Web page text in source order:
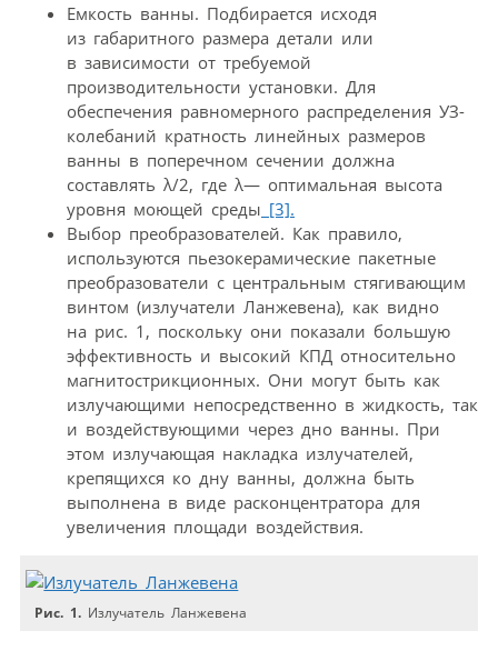
Емкость ванны. Подбирается исходя
из габаритного размера детали или
в зависимости от требуемой
производительности установки. Для
обеспечения равномерного распределения УЗ-
колебаний кратность линейных размеров
ванны в поперечном сечении должна
составлять λ/2, где λ— оптимальная высота
уровня моющей среды [3].
Выбор преобразователей. Как правило,
используются пьезокерамические пакетные
преобразователи с центральным стягивающим
винтом (излучатели Ланжевена), как видно
на рис. 1, поскольку они показали большую
эффективность и высокий КПД относительно
магнитострикционных. Они могут быть как
излучающими непосредственно в жидкость, так
и воздействующими через дно ванны. При
этом излучающая накладка излучателей,
крепящихся ко дну ванны, должна быть
выполнена в виде расконцентратора для
увеличения площади воздействия.
Рис. 1. Излучатель Ланжевена